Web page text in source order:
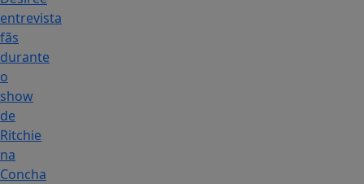
entrevista
fãs
durante
o
show
de
Ritchie
na
Concha